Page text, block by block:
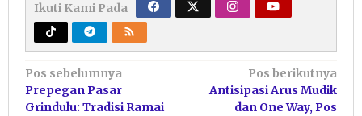
Ikuti Kami Pada
Navigasi
pos
Pos sebelumnya
Prepegan Pasar
Grindulu: Tradisi Ramai
Pos berikutnya
Antisipasi Arus Mudik
dan One Way, Pos